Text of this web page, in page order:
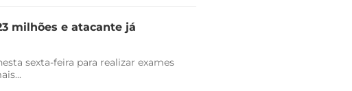
milhões e atacante já
sexta-feira para realizar exames